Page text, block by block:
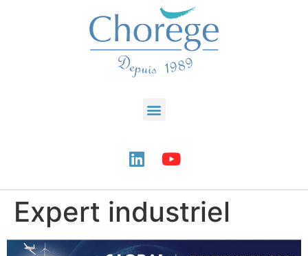
Expert industriel